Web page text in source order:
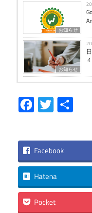
お知らせ
お知らせ
Facebook
Twitter
Facebook
Hatena
Pocket